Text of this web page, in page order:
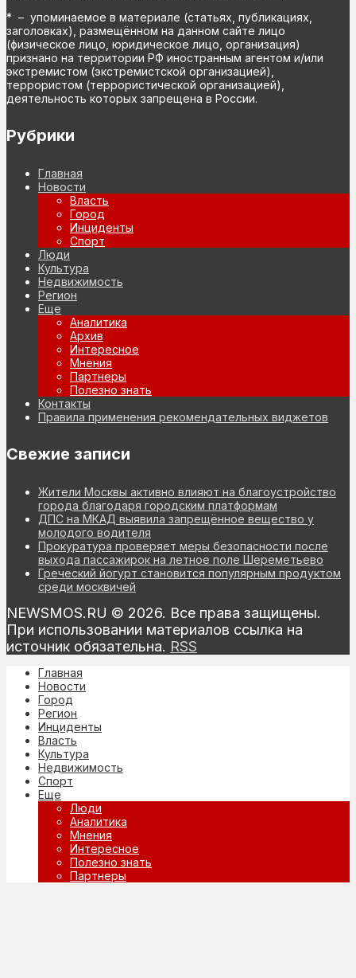
* – упоминаемое в материале (статьях, публикациях,
заголовках), размещённом на данном сайте лицо
(физическое лицо, юридическое лицо, организация)
признано на территории РФ иностранным агентом и/или
экстремистом (экстремистской организацией),
террористом (террористической организацией),
деятельность которых запрещена в России.
Рубрики
Главная
Новости
Власть
Город
Инциденты
Спорт
Люди
Культура
Недвижимость
Регион
Еще
Аналитика
Архив
Интересное
Мнения
Партнеры
Полезно знать
Контакты
Правила применения рекомендательных виджетов
Свежие записи
Жители Москвы активно влияют на благоустройство
города благодаря городским платформам
ДПС на МКАД выявила запрещённое вещество у
молодого водителя
Прокуратура проверяет меры безопасности после
выхода пассажирок на летное поле Шереметьево
Греческий йогурт становится популярным продуктом
среди москвичей
NEWSMOS.RU © 2026. Все права защищены.
При использовании материалов ссылка на
источник обязательна. RSS
Главная
Новости
Город
Регион
Инциденты
Власть
Культура
Недвижимость
Спорт
Еще
Люди
Аналитика
Мнения
Интересное
Полезно знать
Партнеры